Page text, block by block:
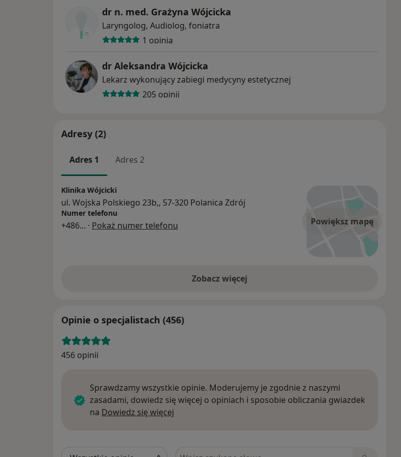
dr n. med. Grażyna Wójcicka
Laryngolog, Audiolog, foniatra
1 opinia
dr Aleksandra Wójcicka
Lekarz wykonujący zabiegi medycyny estetycznej
205 opinii
Adresy (2)
Adres 1 Adres 2
Powiększ mapę
Klinika Wójcicki
ul. Wojska Polskiego 23b,, 57-320 Polanica Zdrój
Numer telefonu
+486... · Pokaż numer telefonu
Zobacz więcej
Opinie o specjalistach (456)
456 opinii
Sprawdzamy wszystkie opinie. Moderujemy je zgodnie z naszymi
zasadami, dowiedz się więcej o opiniach i sposobie obliczania gwiazdek
na Dowiedz się więcej
Szukaj w opiniach